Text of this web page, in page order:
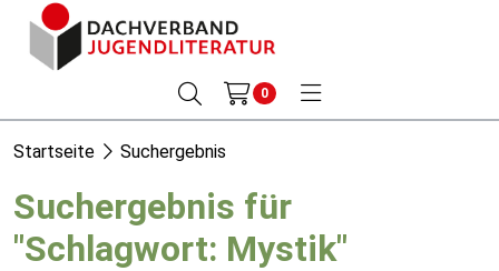
0
Startseite Suchergebnis
Suchergebnis für
"Schlagwort: Mystik"